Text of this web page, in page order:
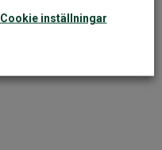
Cookie inställningar